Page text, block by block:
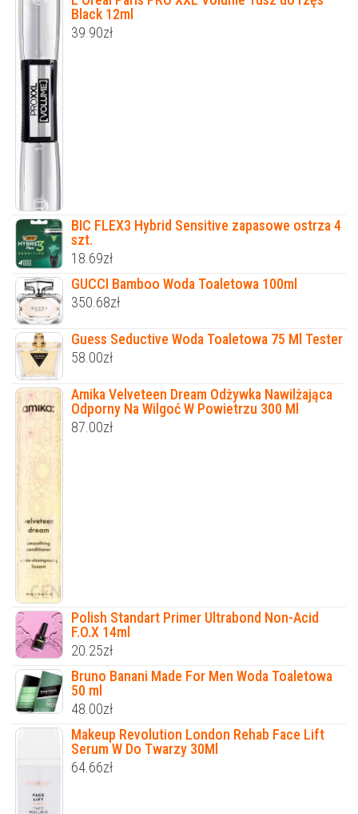
Black 12ml
39.90zł
BIC FLEX3 Hybrid Sensitive zapasowe ostrza 4
szt.
18.69zł
GUCCI Bamboo Woda Toaletowa 100ml
350.68zł
Guess Seductive Woda Toaletowa 75 Ml Tester
58.00zł
Amika Velveteen Dream Odżywka Nawilżająca
Odporny Na Wilgoć W Powietrzu 300 Ml
87.00zł
Polish Standart Primer Ultrabond Non-Acid
F.O.X 14ml
20.25zł
Bruno Banani Made For Men Woda Toaletowa
50 ml
48.00zł
Makeup Revolution London Rehab Face Lift
Serum W Do Twarzy 30Ml
64.66zł